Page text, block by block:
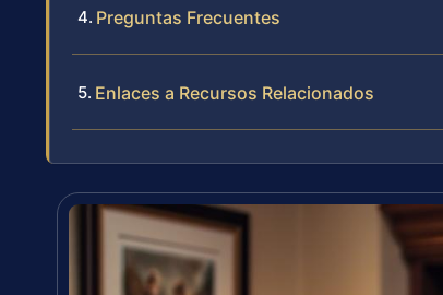
Preguntas Frecuentes
Enlaces a Recursos Relacionados